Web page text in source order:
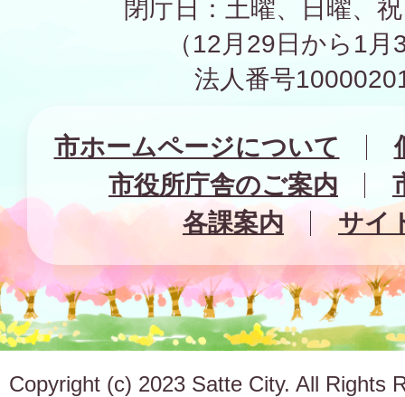
閉庁日：土曜、日曜、
（12月29日から1
法人番号
市ホームページについて
市役所庁舎のご案内
各課案内
サイ
Copyright (c) 2023 Satte City. All Rights